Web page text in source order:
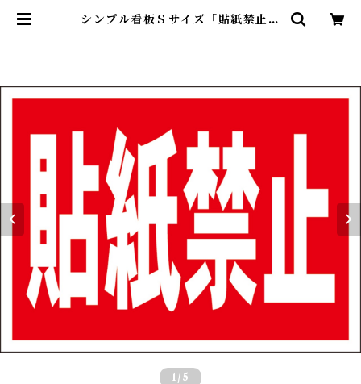
シンプル看板Ｓサイズ「貼紙禁止」
1 /5